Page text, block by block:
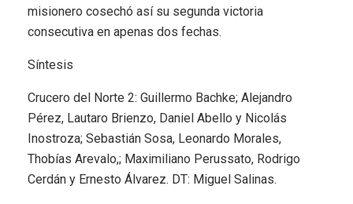
misionero cosechó así su segunda victoria
consecutiva en apenas dos fechas.
Síntesis
Crucero del Norte 2: Guillermo Bachke; Alejandro
Pérez, Lautaro Brienzo, Daniel Abello y Nicolás
Inostroza; Sebastián Sosa, Leonardo Morales,
Thobías Arevalo,; Maximiliano Perussato, Rodrigo
Cerdán y Ernesto Álvarez. DT: Miguel Salinas.